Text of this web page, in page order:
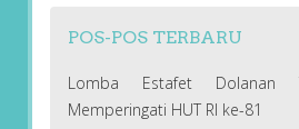
POS-POS TERBARU
Lomba Estafet Dolanan
Memperingati HUT RI ke-81